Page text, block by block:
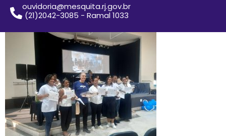
ouvidoria@mesquita.rj.gov.br
(21)2042-3085 - Ramal 1033